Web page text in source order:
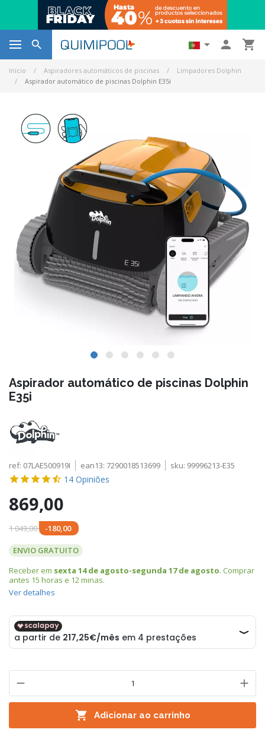
   
Início Aspiradores automáticos de piscinas
Limpadores Dolphin
Aspirador automático de piscinas Dolphin E35i
Aspirador automático de piscinas Dolphin
E35i
ref: 07LAE500919I ean13: 7290018513699 sku: 99996213-E35
14 Opiniões
869,00
1 049,00 -180,00
ENVIO GRATUITO
Receber em sexta 14 de agosto-segunda 17 de agosto. Comprar
antes 15 horas e 12 minas.
Ver detalhes
 Adicionar ao carrinho